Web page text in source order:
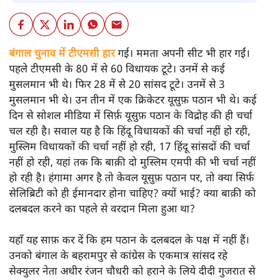
बंगाल चुनाव में टीएमसी हारगई। ममता अपनी सीट भी हार गईं।
पहले टीएमसी के 80 में से 60 विधायक टूटे। उनमें से कई
मुसलमान भी थे। फिर 28 में से 20 सांसद टूटे। उनमें से 3
मुसलमान भी थे। उन तीन में एक क्रिकेटर यूसुफ़ पठान भी थे। कई
दिन से सोशल मीडिया में सिर्फ़ यूसुफ़ पठान के विद्रोह की ही चर्चा
चल रही है। सवाल यह है कि हिंदू विधायकों की चर्चा नहीं हो रही,
मुस्लिम विधायकों की चर्चा नहीं हो रही, 17 हिंदू सांसदों की चर्चा
नहीं हो रही, यहां तक कि बाक़ी दो मुस्लिम एमपी की भी चर्चा नहीं
हो रही है। हंगामा अगर है तो केवल यूसुफ़ पठान पर, तो क्या सिर्फ
सेलिब्रिटी को ही ईमानदार होना चाहिए? क्यों भाई? क्या बाक़ी को
दलबदल करने का पहले से वरदान मिला हुआ था?
यहाँ यह साफ़ कर दें कि हम पठान के दलबदल के पक्ष में नहीं हैं।
उनको बंगाल के बहरामपुर से कांग्रेस के एकमात्र सांसद रहे
सेक्युलर नेता अधीर रंजन चौधरी को हराने के लिये दीदी गुजरात से